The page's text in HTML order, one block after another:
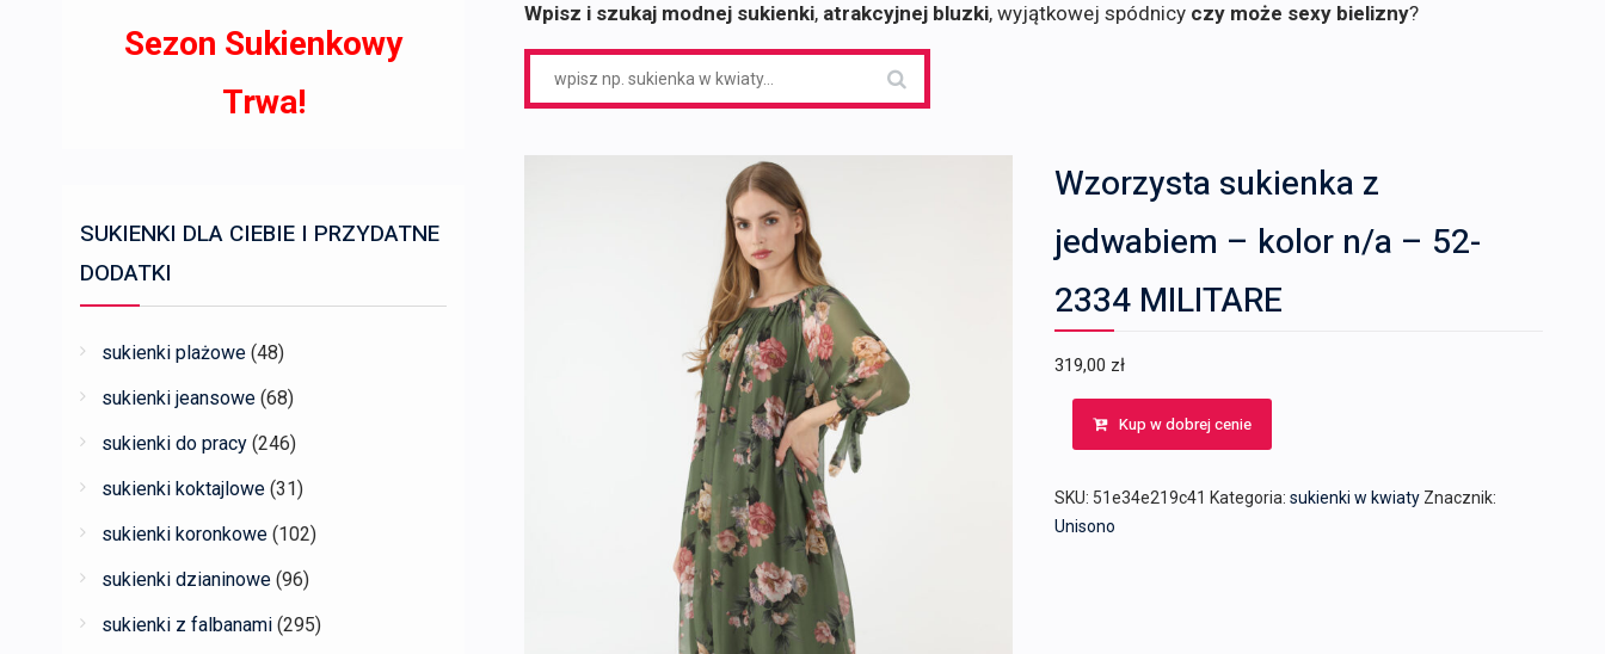
Wpisz i szukaj modnej sukienki, atrakcyjnej bluzki, wyjątkowej spódnicy czy może sexy bielizny?
Wzorzysta sukienka z
jedwabiem – kolor n/a – 52-
2334 MILITARE
319,00 zł
Kup w dobrej cenie
SKU: 51e34e219c41 Kategoria: sukienki w kwiaty Znacznik:
Unisono
Sezon Sukienkowy
Trwa!
SUKIENKI DLA CIEBIE I PRZYDATNE
DODATKI
sukienki plażowe (48)
sukienki jeansowe (68)
sukienki do pracy (246)
sukienki koktajlowe (31)
sukienki koronkowe (102)
sukienki dzianinowe (96)
sukienki z falbanami (295)